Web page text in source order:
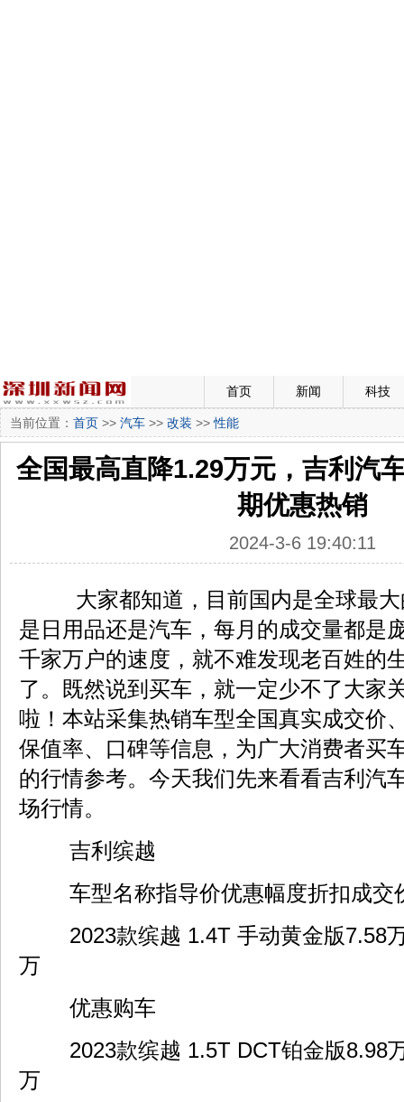
首页 新闻 科技
当前位置： 首页 >> 汽车 >> 改装 >>性能
全国最高直降1.29万元，吉利汽
期优惠热销
2024-3-6 19:40:11
大家都知道，目前国内是全球最大
是日用品还是汽车，每月的成交量都是
千家万户的速度，就不难发现老百姓的
了。既然说到买车，就一定少不了大家
啦！本站采集热销车型全国真实成交价
保值率、口碑等信息，为广大消费者买
的行情参考。今天我们先来看看吉利汽
场行情。
吉利缤越
车型名称指导价优惠幅度折扣成交
2023款缤越 1.4T 手动黄金版7.58
万
优惠购车
2023款缤越 1.5T DCT铂金版8.98
万